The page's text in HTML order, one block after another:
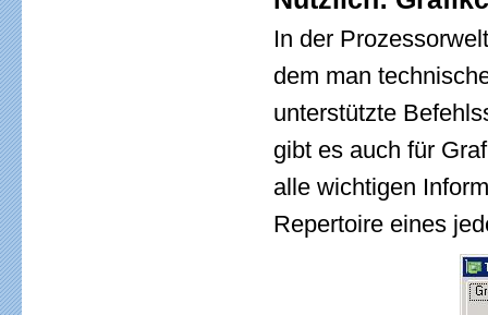
In der
dem man
unterstützte
gibt es auch für
alle wichtigen
Repertoire eines